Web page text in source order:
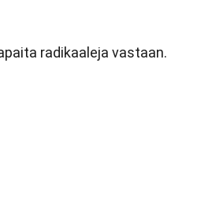
radikaaleja vastaan.